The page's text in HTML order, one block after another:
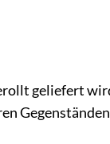
geliefert